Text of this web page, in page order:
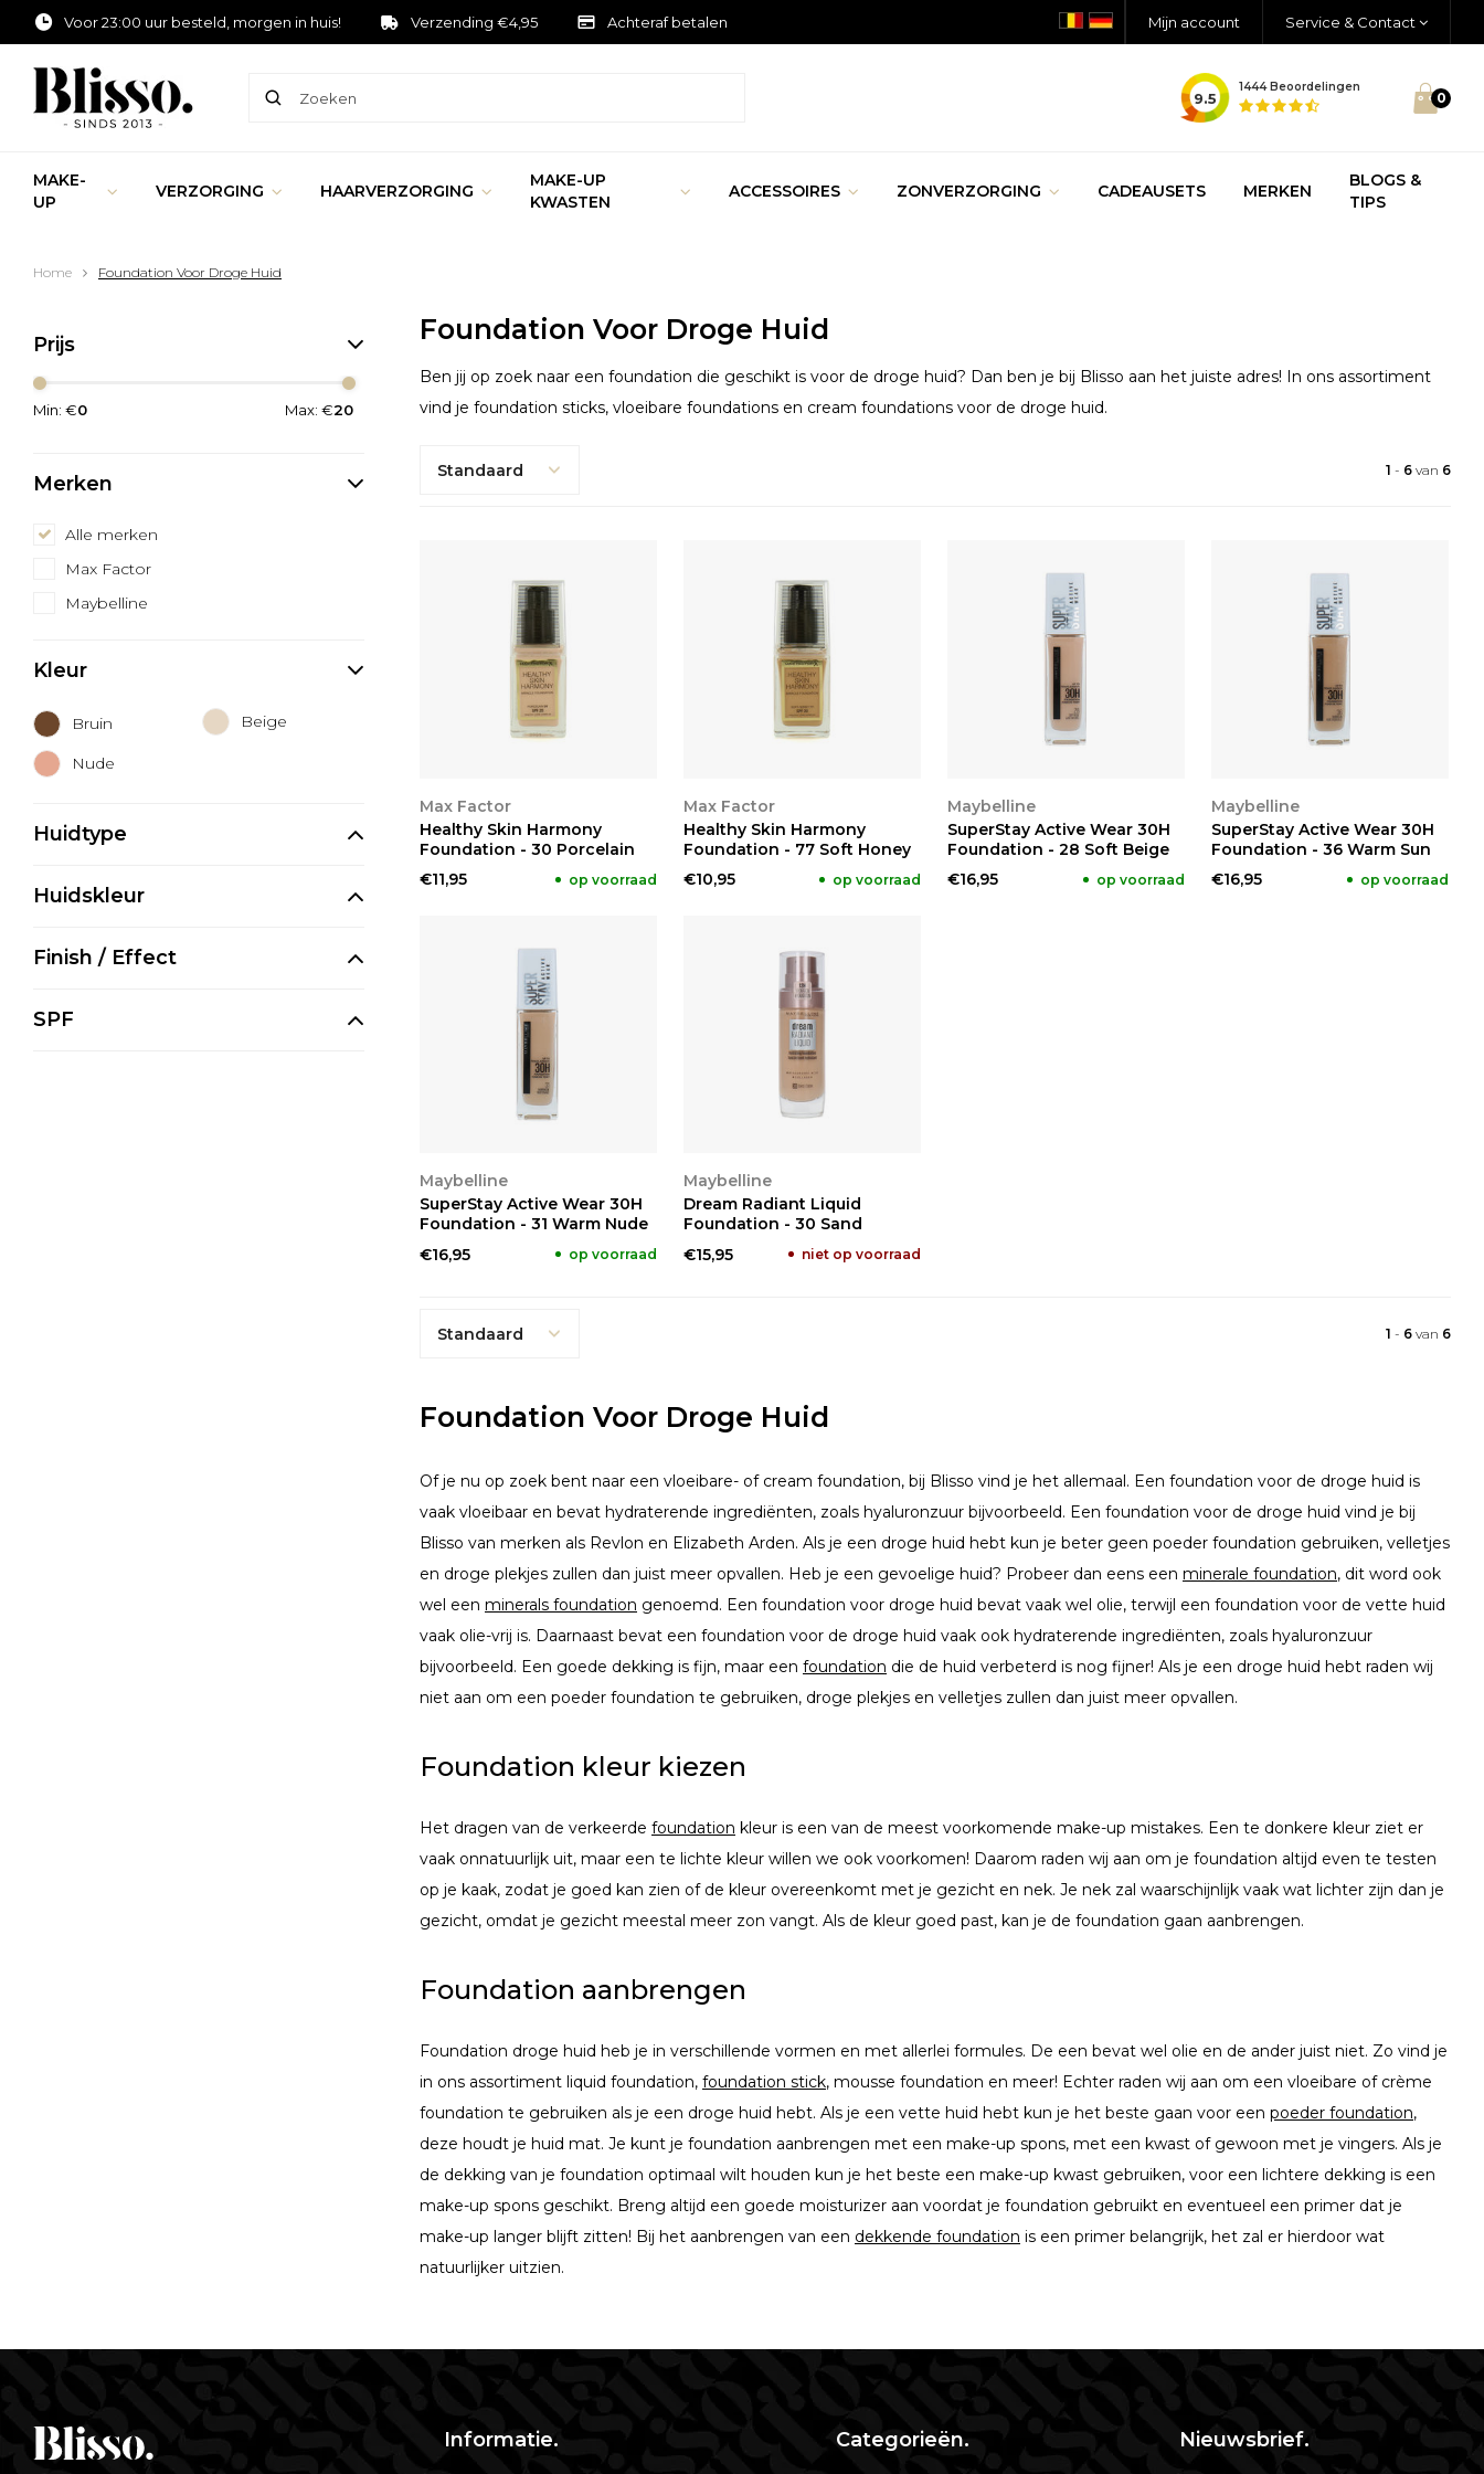
Voor 23:00 uur besteld, morgen in huis! Verzending €4,95 Achteraf betalen Mijn account Service & Contact
9.5
1444Beoordelingen
0
MAKE-
UP
VERZORGING HAARVERZORGING
MAKE-UP
KWASTEN
ACCESSOIRES ZONVERZORGING CADEAUSETS MERKEN
BLOGS &
TIPS
Home Foundation Voor Droge Huid
Prijs
Min: €0 Max: €20
Merken
Alle merken
Max Factor
Maybelline
Kleur
Bruin Beige
Nude
Huidtype
Huidskleur
Finish / Effect
SPF
Foundation Voor Droge Huid
Ben jij op zoek naar een foundation die geschikt is voor de droge huid? Dan ben je bij Blisso aan het juiste adres! In ons assortiment
vind je foundation sticks, vloeibare foundations en cream foundations voor de droge huid.
Standaard 1 - 6 van 6
BEKIJKEN
Max Factor
Healthy Skin Harmony
Foundation - 30 Porcelain
€11,95
op voorraad
BEKIJKEN
Max Factor
Healthy Skin Harmony
Foundation - 77 Soft Honey
€10,95
op voorraad
BEKIJKEN
Maybelline
SuperStay Active Wear 30H
Foundation - 28 Soft Beige
€16,95
op voorraad
BEKIJKEN
Maybelline
SuperStay Active Wear 30H
Foundation - 36 Warm Sun
€16,95
op voorraad
BEKIJKEN
Maybelline
SuperStay Active Wear 30H
Foundation - 31 Warm Nude
€16,95
op voorraad
BEKIJKEN
Maybelline
Dream Radiant Liquid
Foundation - 30 Sand
€15,95
niet op voorraad
Standaard 1 - 6 van 6
Foundation Voor Droge Huid
Of je nu op zoek bent naar een vloeibare- of cream foundation, bij Blisso vind je het allemaal. Een foundation voor de droge huid is
vaak vloeibaar en bevat hydraterende ingrediënten, zoals hyaluronzuur bijvoorbeeld. Een foundation voor de droge huid vind je bij
Blisso van merken als Revlon en Elizabeth Arden. Als je een droge huid hebt kun je beter geen poeder foundation gebruiken, velletjes
en droge plekjes zullen dan juist meer opvallen. Heb je een gevoelige huid? Probeer dan eens een minerale foundation, dit word ook
wel een minerals foundation genoemd. Een foundation voor droge huid bevat vaak wel olie, terwijl een foundation voor de vette huid
vaak olie-vrij is. Daarnaast bevat een foundation voor de droge huid vaak ook hydraterende ingrediënten, zoals hyaluronzuur
bijvoorbeeld. Een goede dekking is fijn, maar een foundation die de huid verbeterd is nog fijner! Als je een droge huid hebt raden wij
niet aan om een poeder foundation te gebruiken, droge plekjes en velletjes zullen dan juist meer opvallen.
Foundation kleur kiezen
Het dragen van de verkeerde foundation kleur is een van de meest voorkomende make-up mistakes. Een te donkere kleur ziet er
vaak onnatuurlijk uit, maar een te lichte kleur willen we ook voorkomen! Daarom raden wij aan om je foundation altijd even te testen
op je kaak, zodat je goed kan zien of de kleur overeenkomt met je gezicht en nek. Je nek zal waarschijnlijk vaak wat lichter zijn dan je
gezicht, omdat je gezicht meestal meer zon vangt. Als de kleur goed past, kan je de foundation gaan aanbrengen.
Foundation aanbrengen
Foundation droge huid heb je in verschillende vormen en met allerlei formules. De een bevat wel olie en de ander juist niet. Zo vind je
in ons assortiment liquid foundation, foundation stick, mousse foundation en meer! Echter raden wij aan om een vloeibare of crème
foundation te gebruiken als je een droge huid hebt. Als je een vette huid hebt kun je het beste gaan voor een poeder foundation,
deze houdt je huid mat. Je kunt je foundation aanbrengen met een make-up spons, met een kwast of gewoon met je vingers. Als je
de dekking van je foundation optimaal wilt houden kun je het beste een make-up kwast gebruiken, voor een lichtere dekking is een
make-up spons geschikt. Breng altijd een goede moisturizer aan voordat je foundation gebruikt en eventueel een primer dat je
make-up langer blijft zitten! Bij het aanbrengen van een dekkende foundation is een primer belangrijk, het zal er hierdoor wat
natuurlijker uitzien.
Informatie. Categorieën. Nieuwsbrief.